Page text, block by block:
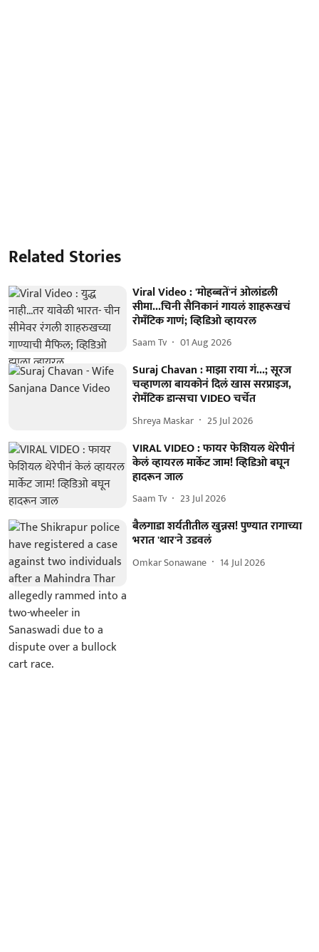
Related Stories
Viral Video : 'मोहब्बतें'नं ओलांडली
सीमा...चिनी सैनिकानं गायलं शाहरूखचं
रोमँटिक गाणं; व्हिडिओ व्हायरल
Saam Tv 01 Aug 2026
Suraj Chavan : माझा राया गं...; सूरज
चव्हाणला बायकोनं दिलं खास सरप्राइज,
रोमँटिक डान्सचा VIDEO चर्चेत
Shreya Maskar 25 Jul 2026
VIRAL VIDEO : फायर फेशियल थेरेपीनं
केलं व्हायरल मार्केट जाम! व्हिडिओ बघून
हादरून जाल
Saam Tv 23 Jul 2026
बैलगाडा शर्यतीतील खुन्नस! पुण्यात रागाच्या
भरात 'थार'ने उडवलं
Omkar Sonawane 14 Jul 2026